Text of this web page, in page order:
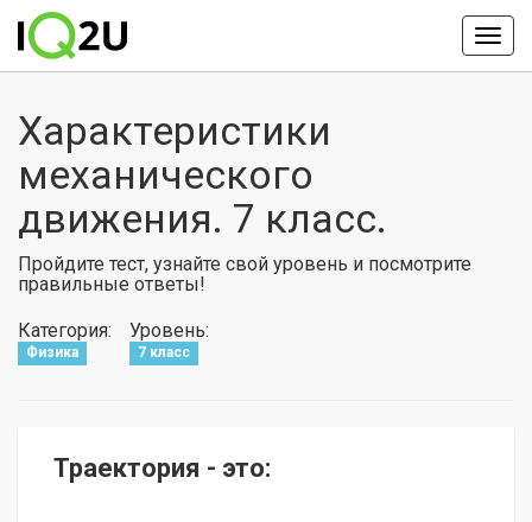
Характеристики
механического
движения. 7 класс.
Пройдите тест, узнайте свой уровень и посмотрите
правильные ответы!
Категория:
Физика
Уровень:
7 класс
Траектория - это: